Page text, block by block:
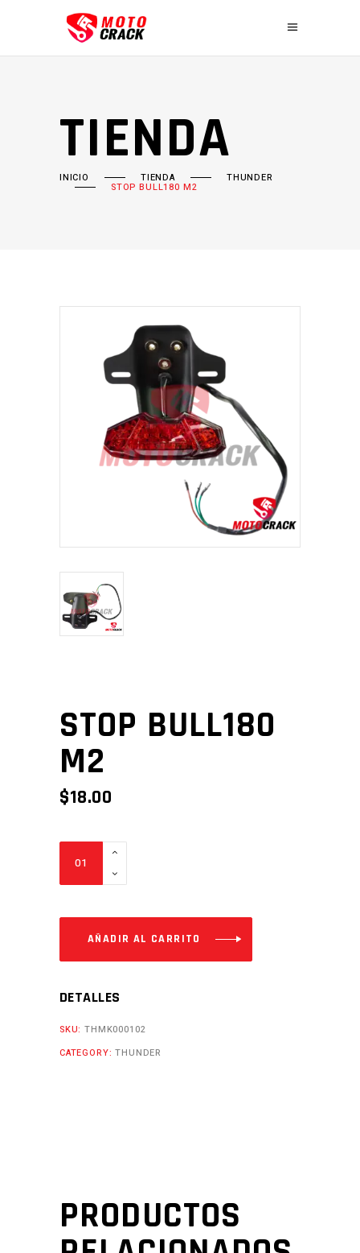
TIENDA
INICIO TIENDA THUNDER
STOP BULL180 M2
STOP BULL180
M2
$18.00
Cantidad
AÑADIR AL CARRITO
DETALLES
SKU:THMK000102
CATEGORY:THUNDER
PRODUCTOS